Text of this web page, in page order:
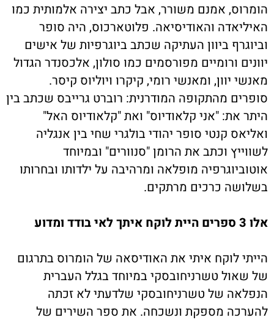
הומרוס, אמנם משורר, אבל כתב יצירה אלמותית כמו
האיליאדה והאודיסיאה. פלוטארכוס, היה סופר
וביוגרף ביוון העתיקה שכתב ביוגרפיות של אישים
יוונים ורומיים מפורסמים כמו סולון, אלכסנדר הגדול
מאנשי יוון, ומאנשי רומי, קיקרו ויוליוס קיסר.
סופרים מהתקופה המודרנית: רוברט גרייבס שכתב בין
היתר את: "אני קלאודיוס" ואת "קלאודיוס האל"
ואליאס קנטי סופר יהודי בולגרי שחי בין אנגליה
לשווייץ וכתב את הרומן "סנוורים" ובמיוחד
אוטוביוגרפיה מופלאה ומרהיבה על ילדותו ובחרותו
בשלושה כרכים מרתקים.
אלו 3 ספרים היית לוקח איתך לאי בודד ומדוע
הייתי לוקח איתי את האודיסאה של הומרוס בתרגום
של שאול טשרניחובסקי במיוחד בגלל העברית
הנפלאה של טשרניחובסקי שלדעתי לא זכתה
להערכה מספקת ונשכחה. את ספר השירים של